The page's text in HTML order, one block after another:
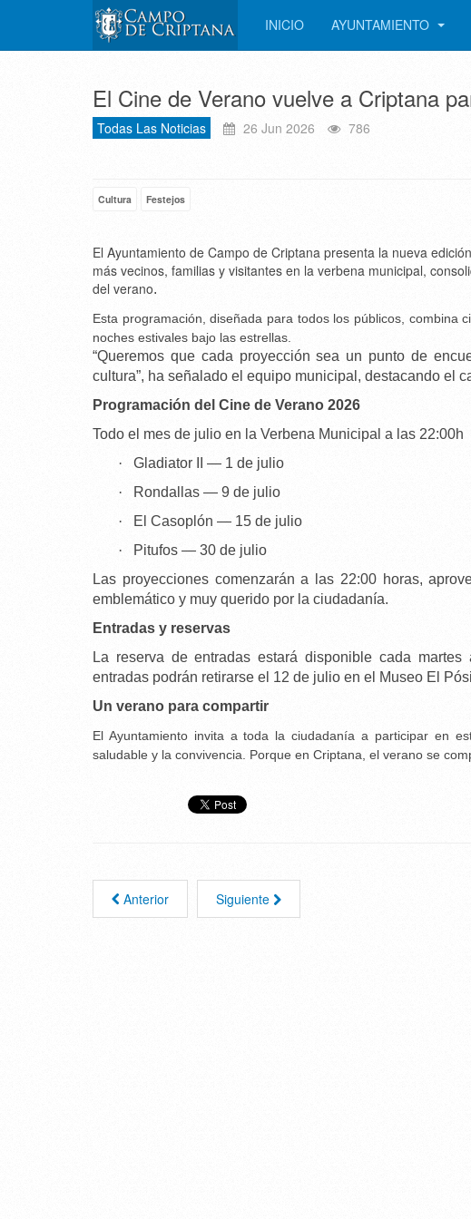
INICIO AYUNTAMIENTO
El Cine de Verano vuelve a Criptana
Todas Las Noticias 26 Jun 2026 786
Cultura Festejos
El Ayuntamiento de Campo de Criptana presenta la nueva
más vecinos, familias y visitantes en la verbena municipal,
del verano.
Esta programación, diseñada para todos los públicos,
noches estivales bajo las estrellas.
“Queremos que cada proyección sea un punto de
cultura”, ha señalado el equipo municipal, destacando el
Programación del Cine de Verano 2026
Todo el mes de julio en la Verbena Municipal a las 22:00h
·
Gladiator II — 1 de julio
·
Rondallas — 9 de julio
·
El Casoplón — 15 de julio
·
Pitufos — 30 de julio
Las proyecciones comenzarán a las 22:00 horas,
emblemático y muy querido por la ciudadanía.
Entradas y reservas
La reserva de entradas estará disponible cada
entradas podrán retirarse el 12 de julio en el Museo El
Un verano para compartir
El Ayuntamiento invita a toda la ciudadanía a participar en
saludable y la convivencia. Porque en Criptana, el verano se
Anterior Siguiente